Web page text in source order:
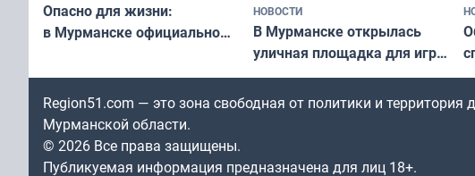
Опасно для жизни:
в Мурманске официально
в городских водоёмах
НОВОСТИ
В Мурманске открылась
уличная площадка для игры
в падел
Region51.com — это зона свободная от политики и
Мурманской области.
© 2026 Все права защищены.
Публикуемая информация предназначена для лиц 18+.